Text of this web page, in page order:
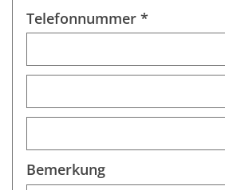
Telefonnummer *
Bemerkung